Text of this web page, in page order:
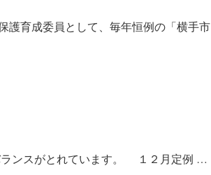
育成委員として、毎年恒例の「横手市
ンスがとれています。 １２月定例 …